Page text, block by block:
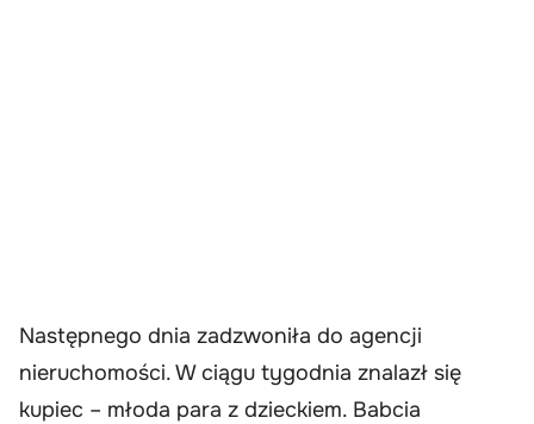
Następnego dnia zadzwoniła do agencji
nieruchomości. W ciągu tygodnia znalazł się
kupiec – młoda para z dzieckiem. Babcia